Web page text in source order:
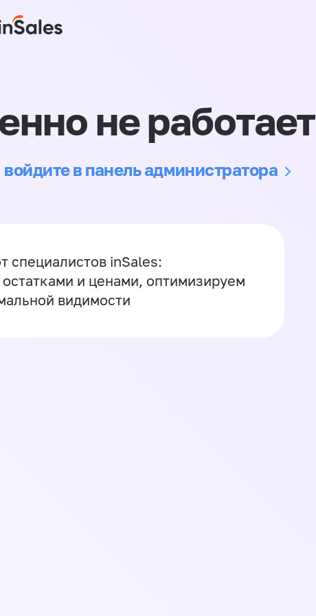
не работает
войдите в панель администратора
специалистов inSales:
и ценами, оптимизируем
видимости